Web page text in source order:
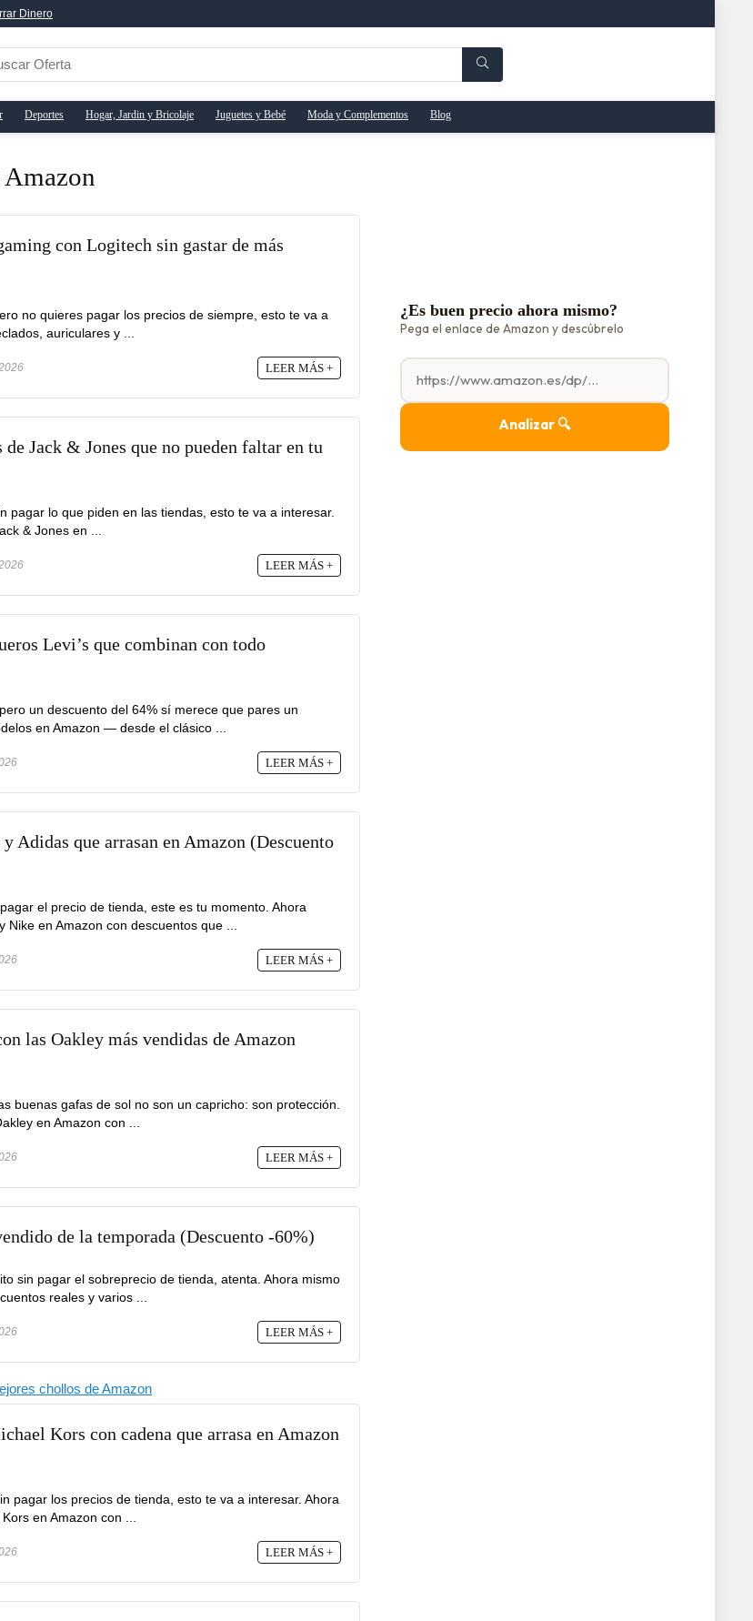
Dinero
Deportes Hogar, Jardin y Bricolaje Juguetes y Bebé Moda y Complementos Blog
Amazon
con Logitech sin gastar de más
no quieres pagar los precios de siempre, esto te va a
auriculares y ...
LEER MÁS +
de Jack & Jones que no pueden faltar en tu
pagar lo que piden en las tiendas, esto te va a interesar.
& Jones en ...
LEER MÁS +
Levi’s que combinan con todo
un descuento del 64% sí merece que pares un
en Amazon — desde el clásico ...
LEER MÁS +
Adidas que arrasan en Amazon (Descuento
el precio de tienda, este es tu momento. Ahora
Nike en Amazon con descuentos que ...
LEER MÁS +
las Oakley más vendidas de Amazon
buenas gafas de sol no son un capricho: son protección.
en Amazon con ...
LEER MÁS +
de la temporada (Descuento -60%)
sin pagar el sobreprecio de tienda, atenta. Ahora mismo
reales y varios ...
LEER MÁS +
Kors con cadena que arrasa en Amazon
pagar los precios de tienda, esto te va a interesar. Ahora
en Amazon con ...
LEER MÁS +
¿Es buen precio ahora mismo?
Pega el enlace de Amazon y descúbrelo
Analizar 🔍